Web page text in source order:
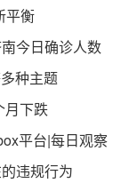
平衡
今日确诊人数
种主题
月下跌
平台|每日观察
违规行为